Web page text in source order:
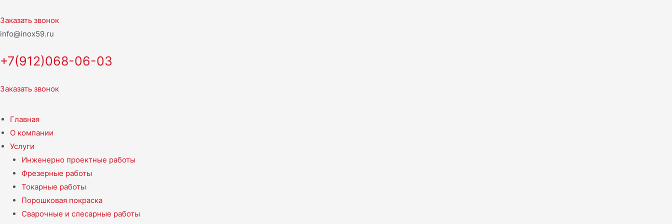
к
содержимому
Заказать звонок
info@inox59.ru
+7(912)068-06-03
Заказать звонок
Главная
О компании
Услуги
Инженерно проектные работы
Фрезерные работы
Токарные работы
Порошковая покраска
Сварочные и слесарные работы